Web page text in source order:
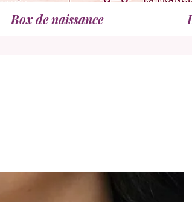
Box de naissance